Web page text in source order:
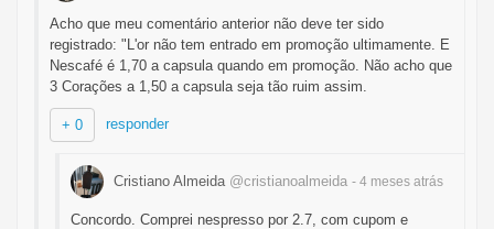
Acho que meu comentário anterior não deve ter sido
registrado: "L'or não tem entrado em promoção ultimamente. E
Nescafé é 1,70 a capsula quando em promoção. Não acho que
3 Corações a 1,50 a capsula seja tão ruim assim.
+ 0 responder
Cristiano Almeida @cristianoalmeida - 4 meses atrás
Concordo. Comprei nespresso por 2.7, com cupom e